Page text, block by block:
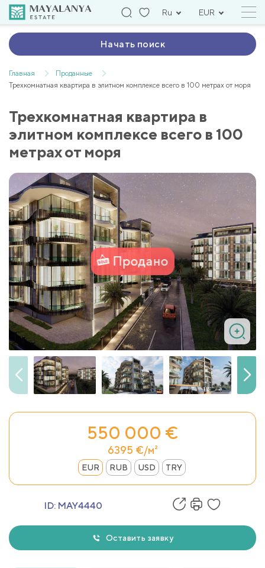
Ru EUR
Начать поиск
Главная
Проданные
Трехкомнатная квартира в элитном комплексе всего в 100 метрах от моря
Трехкомнатная квартира в
элитном комплексе всего в 100
метрах от моря
Продано
550 000 €
6395 €/м²
EUR RUB USD TRY
ID: MAY4440
Оставить заявку